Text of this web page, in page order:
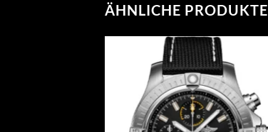
ÄHNLICHE PRODUKTE